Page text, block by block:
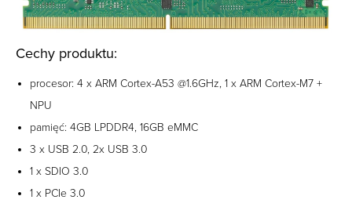
Cechy produktu:
procesor: 4 x ARM Cortex-A53 @1.6GHz, 1 x ARM Cortex-M7 +
NPU
pamięć: 4GB LPDDR4, 16GB eMMC
3 x USB 2.0, 2x USB 3.0
1 x SDIO 3.0
1 x PCIe 3.0